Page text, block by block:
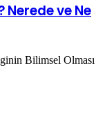
ve Ne
Bilimsel Olması